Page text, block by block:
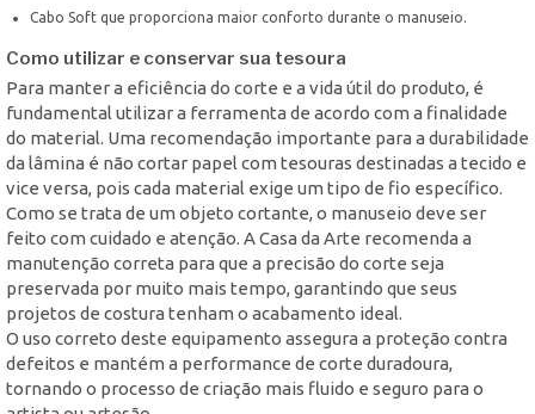
Cabo Soft que proporciona maior conforto durante o manuseio.
Como utilizar e conservar sua tesoura
Para manter a eficiência do corte e a vida útil do produto, é
fundamental utilizar a ferramenta de acordo com a finalidade
do material. Uma recomendação importante para a durabilidade
da lâmina é não cortar papel com tesouras destinadas a tecido e
vice versa, pois cada material exige um tipo de fio específico.
Como se trata de um objeto cortante, o manuseio deve ser
feito com cuidado e atenção. A Casa da Arte recomenda a
manutenção correta para que a precisão do corte seja
preservada por muito mais tempo, garantindo que seus
projetos de costura tenham o acabamento ideal.
O uso correto deste equipamento assegura a proteção contra
defeitos e mantém a performance de corte duradoura,
tornando o processo de criação mais fluido e seguro para o